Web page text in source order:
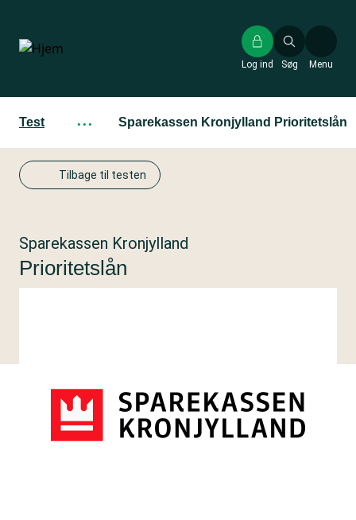
hovedindhold
Søg
Log ind Menu
Test ··· Sparekassen Kronjylland Prioritetslån
Tilbage til testen
Sparekassen Kronjylland
Prioritetslån